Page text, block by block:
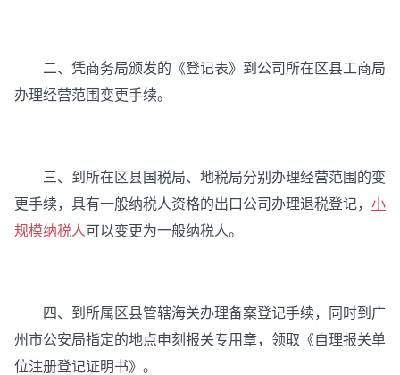
二、凭商务局颁发的《登记表》到公司所在区县工商局
办理经营范围变更手续。
三、到所在区县国税局、地税局分别办理经营范围的变
更手续，具有一般纳税人资格的出口公司办理退税登记， 小
规模纳税人可以变更为一般纳税人。
四、到所属区县管辖海关办理备案登记手续，同时到广
州市公安局指定的地点申刻报关专用章，领取《自理报关单
位注册登记证明书》。